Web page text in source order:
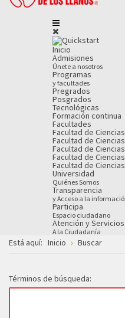
Inicio
Admisiones
Únete a nosotros
Programas
y facultades
Pregrados
Posgrados
Tecnológicas
Formación continua
Facultades
Facultad de
Facultad de
Facultad de
Facultad de
Facultad de
Universidad
Quiénes Somos
Transparencia
y Acceso a la
Participa
Espacio ciudadano
Atención y Servicios
A la Ciudadanía
Está aquí: Inicio Buscar
Términos de búsqueda: